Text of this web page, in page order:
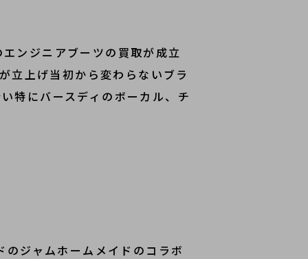
ンジニアブーツの買取が成立
立上げ当初から変わらないブラ
特にバースディのボーカル、チ
ジャムホームメイドのコラボ